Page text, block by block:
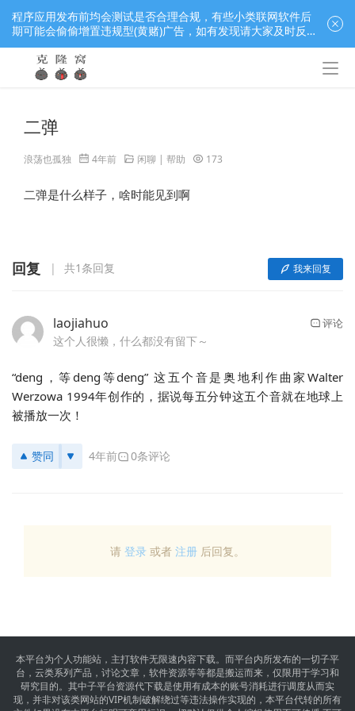
二弹
浪荡也孤独 4年前 闲聊 | 帮助 173
二弹是什么样子，啥时能见到啊
回复 共1条回复 我来回复
laojiahuo
这个人很懒，什么都没有留下～
评论
“deng，等deng等deng” 这五个音是奥地利作曲家Walter
Werzowa 1994年创作的，据说每五分钟这五个音就在地球上
被播放一次！
赞同 4年前 0条评论
请 登录 或者 注册 后回复。
本平台为个人功能站，主打软件无限速内容下载。而平台内所发布的一切子平
台，云类系列产品，讨论文章，软件资源等等都是搬运而来，仅限用于学习和
研究目的。其中子平台资源代下载是使用有成本的账号消耗进行调度从而实
现，并非对该类网站的VIP机制破解绕过等违法操作实现的，本平台代转的所有
程序应用发布前均会测试是否合理合规，有些小类联网软件后
期可能会偷偷增置违规型(黄赌)广告，如有发现请大家及时反
馈窝长进行处理，共同监督维护良好的程序应用下载社区！